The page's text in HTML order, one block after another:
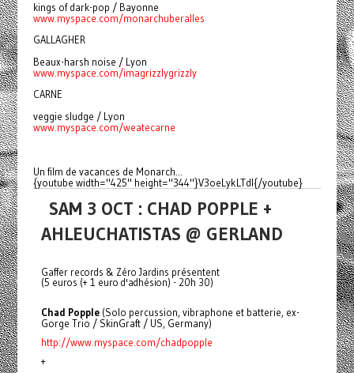
kings of dark-pop / Bayonne
www.myspace.com/monarchuberalles
GALLAGHER
Beaux-harsh noise / Lyon
www.myspace.com/imagrizzlygrizzly
CARNE
veggie sludge / Lyon
www.myspace.com/weatecarne
Un film de vacances de Monarch...
{youtube width="425" height="344"}V3oeLykLTdI{/youtube}
SAM 3 OCT : CHAD POPPLE +
AHLEUCHATISTAS @ GERLAND
Gaffer records & Zéro Jardins présentent
(5 euros (+ 1 euro d'adhésion) - 20h 30)
Chad Popple(Solo percussion, vibraphone et batterie, ex-
Gorge Trio / SkinGraft / US, Germany)
http://www.myspace.com/chadpopple
+